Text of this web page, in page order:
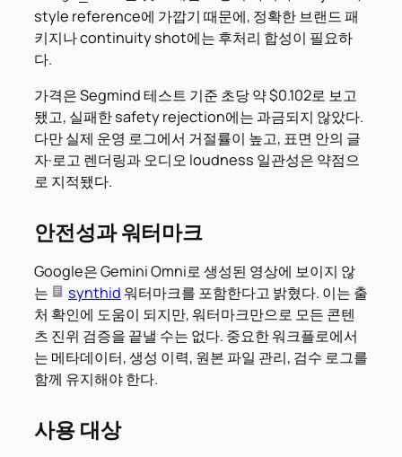
style reference에 가깝기 때문에, 정확한 브랜드 패
키지나 continuity shot에는 후처리 합성이 필요하
다.
가격은 Segmind 테스트 기준 초당 약 $0.102로 보고
됐고, 실패한 safety rejection에는 과금되지 않았다.
다만 실제 운영 로그에서 거절률이 높고, 표면 안의 글
자·로고 렌더링과 오디오 loudness 일관성은 약점으
로 지적됐다.
안전성과 워터마크
Google은 Gemini Omni로 생성된 영상에 보이지 않
는
synthid워터마크를 포함한다고 밝혔다. 이는 출
처 확인에 도움이 되지만, 워터마크만으로 모든 콘텐
츠 진위 검증을 끝낼 수는 없다. 중요한 워크플로에서
는 메타데이터, 생성 이력, 원본 파일 관리, 검수 로그를
함께 유지해야 한다.
사용 대상